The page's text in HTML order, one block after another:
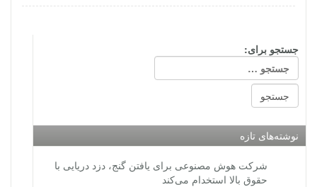
جستجو برای:
نوشته‌های تازه
شرکت هوش مصنوعی برای یافتن گنج، دزد دریایی با
حقوق بالا استخدام می‌کند